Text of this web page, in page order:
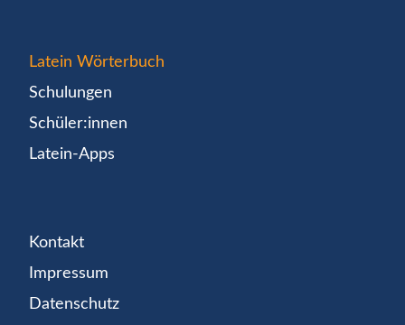
Latein Wörterbuch
Schulungen
Schüler:innen
Latein-Apps
Kontakt
Impressum
Datenschutz